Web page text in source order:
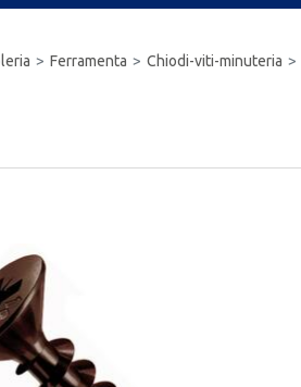
Ferramenta Chiodi-viti-minuteria